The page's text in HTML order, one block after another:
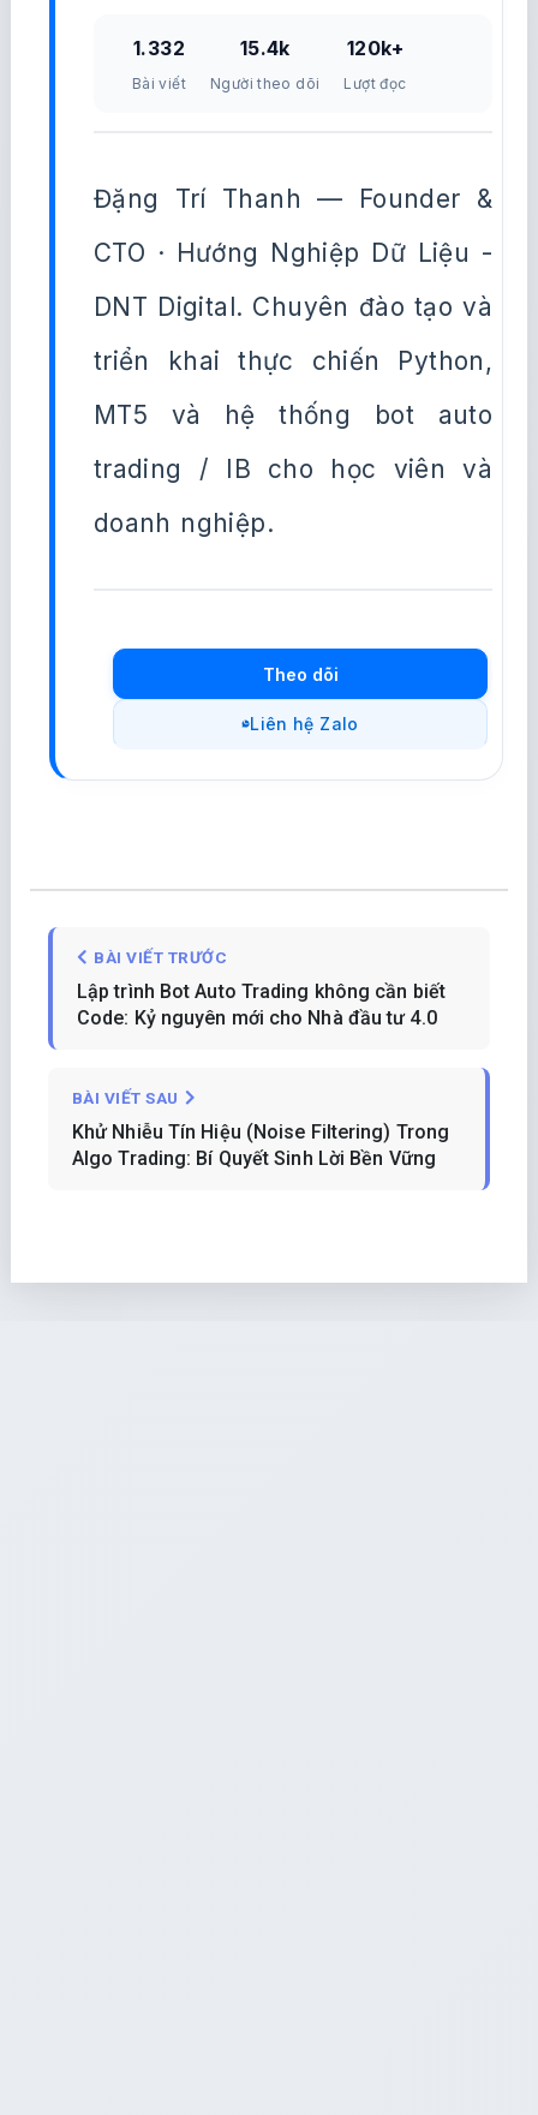
1.332
Bài viết
15.4k
Người theo dõi
120k+
Lượt đọc
Đặng Trí Thanh — Founder &
CTO · Hướng Nghiệp Dữ Liệu -
DNT Digital. Chuyên đào tạo và
triển khai thực chiến Python,
MT5 và hệ thống bot auto
trading / IB cho học viên và
doanh nghiệp.
Theo dõi
Liên hệ Zalo
BÀI VIẾT TRƯỚC
Lập trình Bot Auto Trading không cần biết
Code: Kỷ nguyên mới cho Nhà đầu tư 4.0
BÀI VIẾT SAU
Khử Nhiễu Tín Hiệu (Noise Filtering) Trong
Algo Trading: Bí Quyết Sinh Lời Bền Vững